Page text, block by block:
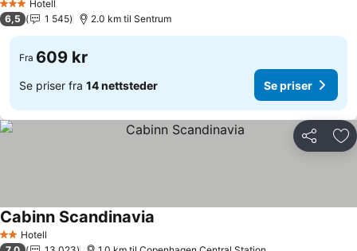
3 StjernerHotell
6,5 1 545 2.0 km til Sentrum
Fra 609 kr
Se priser fra 14 nettsteder Se priser
Del
2 Stjerner
Hotell
Cabinn Scandinavia